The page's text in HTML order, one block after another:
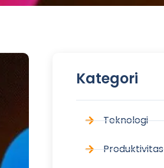
Kategori
Teknologi
Produktivitas